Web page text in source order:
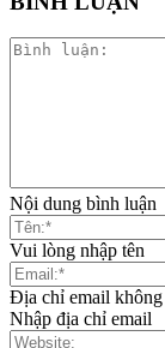
Nội dung bình luận
Vui lòng nhập tên
Địa chỉ email
Nhập địa chỉ email